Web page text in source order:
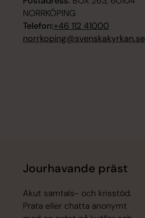
NORRKÖPING
Telefon:+46 112 41000
norrkoping@svenskakyrkan.se
Jourhavande präst
Akut samtals- och krisstöd.
Prata eller chatta anonymt